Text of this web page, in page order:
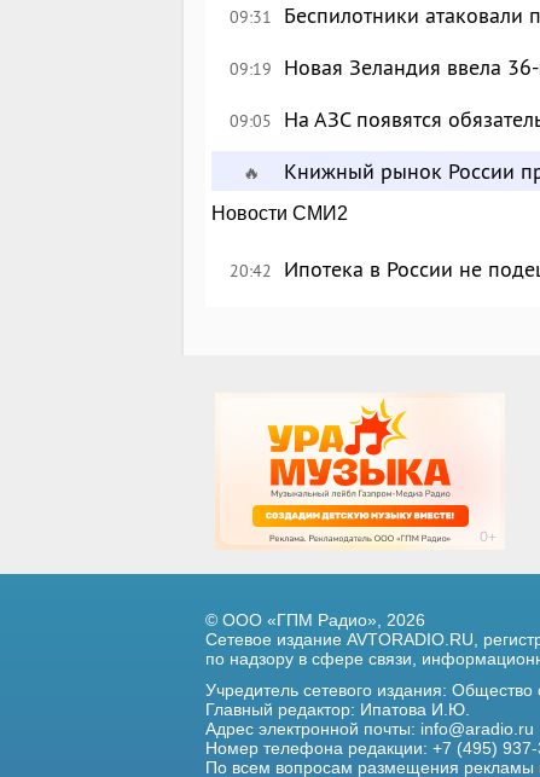
09:31 Беспилотники
09:19 Новая Зеландия ввела
09:05 На АЗС появятся
🔥 Книжный рынок России
Новости СМИ2
20:42 Ипотека в России не
© ООО «ГПМ Радио», 2026
Сетевое издание AVTORADIO.RU,
по надзору в сфере связи,
Учредитель сетевого издания:
Главный редактор: Ипатова И.Ю.
Адрес электронной почты: info@aradio.ru
Номер телефона редакции: +7 (495)
По всем вопросам размещения рекламы